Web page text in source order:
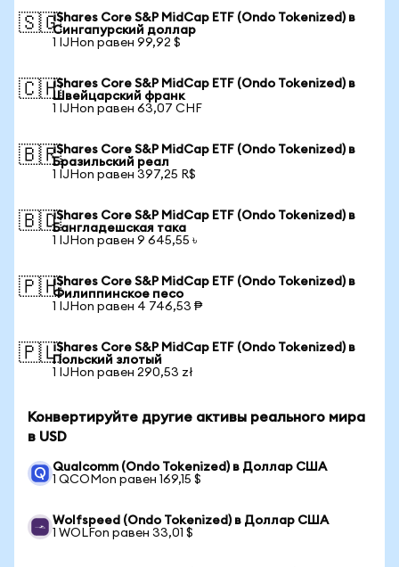
🇸🇬iShares Core S&P MidCap ETF (Ondo Tokenized) в
Сингапурский доллар
1 IJHon равен 99,92 $
🇨🇭iShares Core S&P MidCap ETF (Ondo Tokenized) в
Швейцарский франк
1 IJHon равен 63,07 CHF
🇧🇷iShares Core S&P MidCap ETF (Ondo Tokenized) в
Бразильский реал
1 IJHon равен 397,25 R$
🇧🇩iShares Core S&P MidCap ETF (Ondo Tokenized) в
Бангладешская така
1 IJHon равен 9 645,55 ৳
🇵🇭iShares Core S&P MidCap ETF (Ondo Tokenized) в
Филиппинское песо
1 IJHon равен 4 746,53 ₱
🇵🇱iShares Core S&P MidCap ETF (Ondo Tokenized) в
Польский злотый
1 IJHon равен 290,53 zł
Конвертируйте другие активы реального мира
в USD
Qualcomm (Ondo Tokenized) в Доллар США
1 QCOMon равен 169,15 $
Wolfspeed (Ondo Tokenized) в Доллар США
1 WOLFon равен 33,01 $